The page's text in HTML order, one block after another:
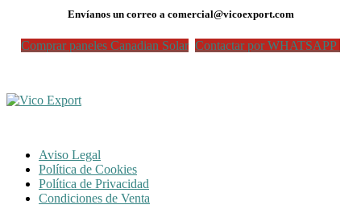
Envíanos un correo a comercial@vicoexport.com
Comprar paneles Canadian Solar Contactar por WHATSAPP
Aviso Legal
Política de Cookies
Política de Privacidad
Condiciones de Venta